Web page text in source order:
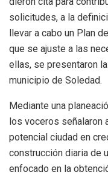
solicitudes, a la
llevar a cabo un Plan
que se ajuste a las
ellas, se presentaron
municipio de Soledad.
Mediante una
los voceros señalaron
potencial ciudad en
construcción diaria de
enfocado en la